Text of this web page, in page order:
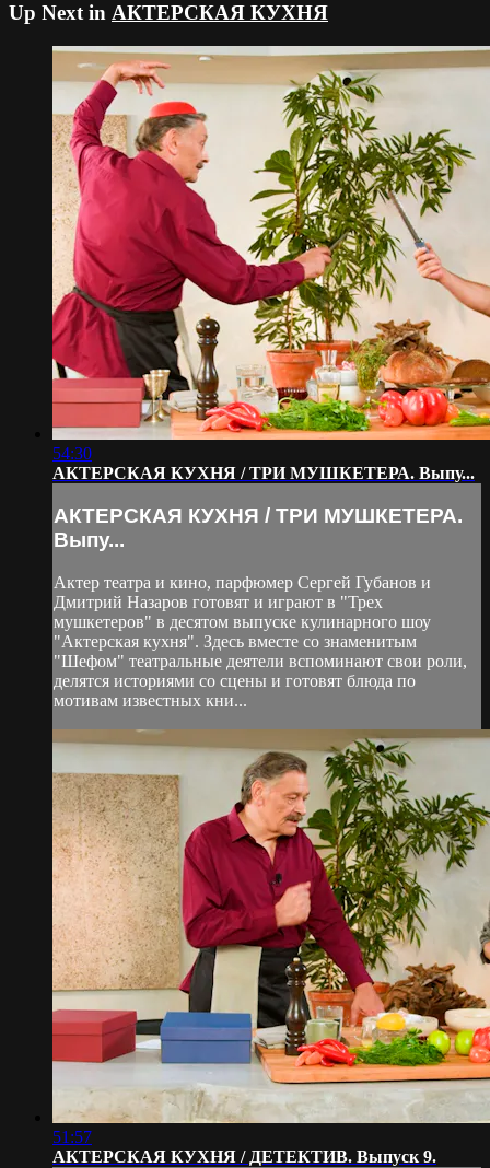
Up Next in АКТЕРСКАЯ КУХНЯ
54:30
АКТЕРСКАЯ КУХНЯ / ТРИ МУШКЕТЕРА. Выпу...
АКТЕРСКАЯ КУХНЯ / ТРИ МУШКЕТЕРА.
Выпу...
Актер театра и кино, парфюмер Сергей Губанов и
Дмитрий Назаров готовят и играют в "Трех
мушкетеров" в десятом выпуске кулинарного шоу
"Актерская кухня". Здесь вместе со знаменитым
"Шефом" театральные деятели вспоминают свои роли,
делятся историями со сцены и готовят блюда по
мотивам известных кни...
51:57
АКТЕРСКАЯ КУХНЯ / ДЕТЕКТИВ. Выпуск 9.